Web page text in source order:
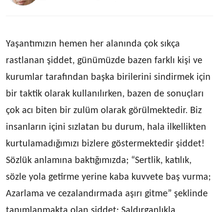
Yaşantımızın hemen her alanında çok sıkça
rastlanan şiddet, günümüzde bazen farklı kişi ve
kurumlar tarafından başka birilerini sindirmek için
bir taktik olarak kullanılırken, bazen de sonuçları
çok acı biten bir zulüm olarak görülmektedir. Biz
insanların içini sızlatan bu durum, hala ilkellikten
kurtulamadığımızı bizlere göstermektedir şiddet!
Sözlük anlamına baktığımızda; “Sertlik, katılık,
sözle yola getirme yerine kaba kuvvete baş vurma;
Azarlama ve cezalandırmada aşırı gitme” şeklinde